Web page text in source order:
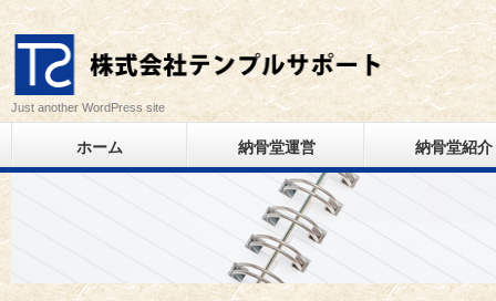
Just another WordPress site
ホーム 納骨堂運営 納骨堂紹介